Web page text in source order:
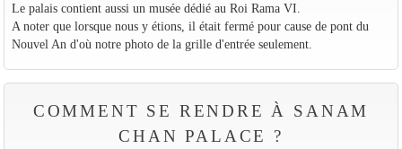
Le palais contient aussi un musée dédié au Roi Rama VI.
A noter que lorsque nous y étions, il était fermé pour cause de pont du
Nouvel An d'où notre photo de la grille d'entrée seulement.
COMMENT SE RENDRE À SANAM
CHAN PALACE ?